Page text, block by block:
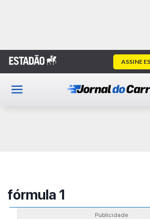
Home
Publicidade
fórmula 1
Publicidade